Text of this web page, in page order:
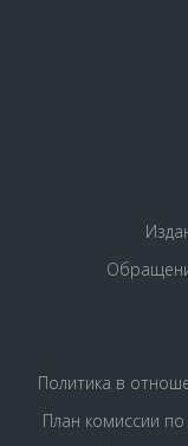
Политика в
План комиссии